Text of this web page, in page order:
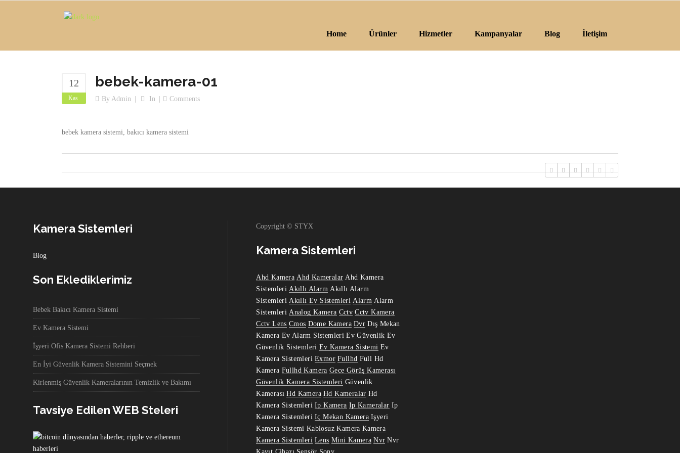
Home Ürünler Hizmetler Kampanyalar Blog İletişim
12
Kas
bebek-kamera-01
By Admin In Comments
bebek kamera sistemi, bakıcı kamera sistemi
Kamera Sistemleri
Blog
Son Eklediklerimiz
Bebek Bakıcı Kamera Sistemi
Ev Kamera Sistemi
İşyeri Ofis Kamera Sistemi Rehberi
En İyi Güvenlik Kamera Sistemini Seçmek
Kirlenmiş Güvenlik Kameralarının Temizlik ve Bakımı
Tavsiye Edilen WEB Steleri
Copyright © STYX
Kamera Sistemleri
Ahd Kamera Ahd Kameralar Ahd Kamera
Sistemleri Akıllı Alarm Akıllı Alarm
Sistemleri Akıllı Ev Sistemleri Alarm Alarm
Sistemleri Analog Kamera Cctv Cctv Kamera
Cctv Lens Cmos Dome Kamera Dvr Dış Mekan
Kamera Ev Alarm Sistemleri Ev Güvenlik Ev
Güvenlik Sistemleri Ev Kamera Sistemi Ev
Kamera Sistemleri Exmor Fullhd Full Hd
Kamera Fullhd Kamera Gece Görüş Kamerası
Güvenlik Kamera Sistemleri Güvenlik
Kamerası Hd Kamera Hd Kameralar Hd
Kamera Sistemleri Ip Kamera Ip Kameralar Ip
Kamera Sistemleri Iç Mekan Kamera Işyeri
Kamera Sistemi Kablosuz Kamera Kamera
Kamera Sistemleri Lens Mini Kamera Nvr Nvr